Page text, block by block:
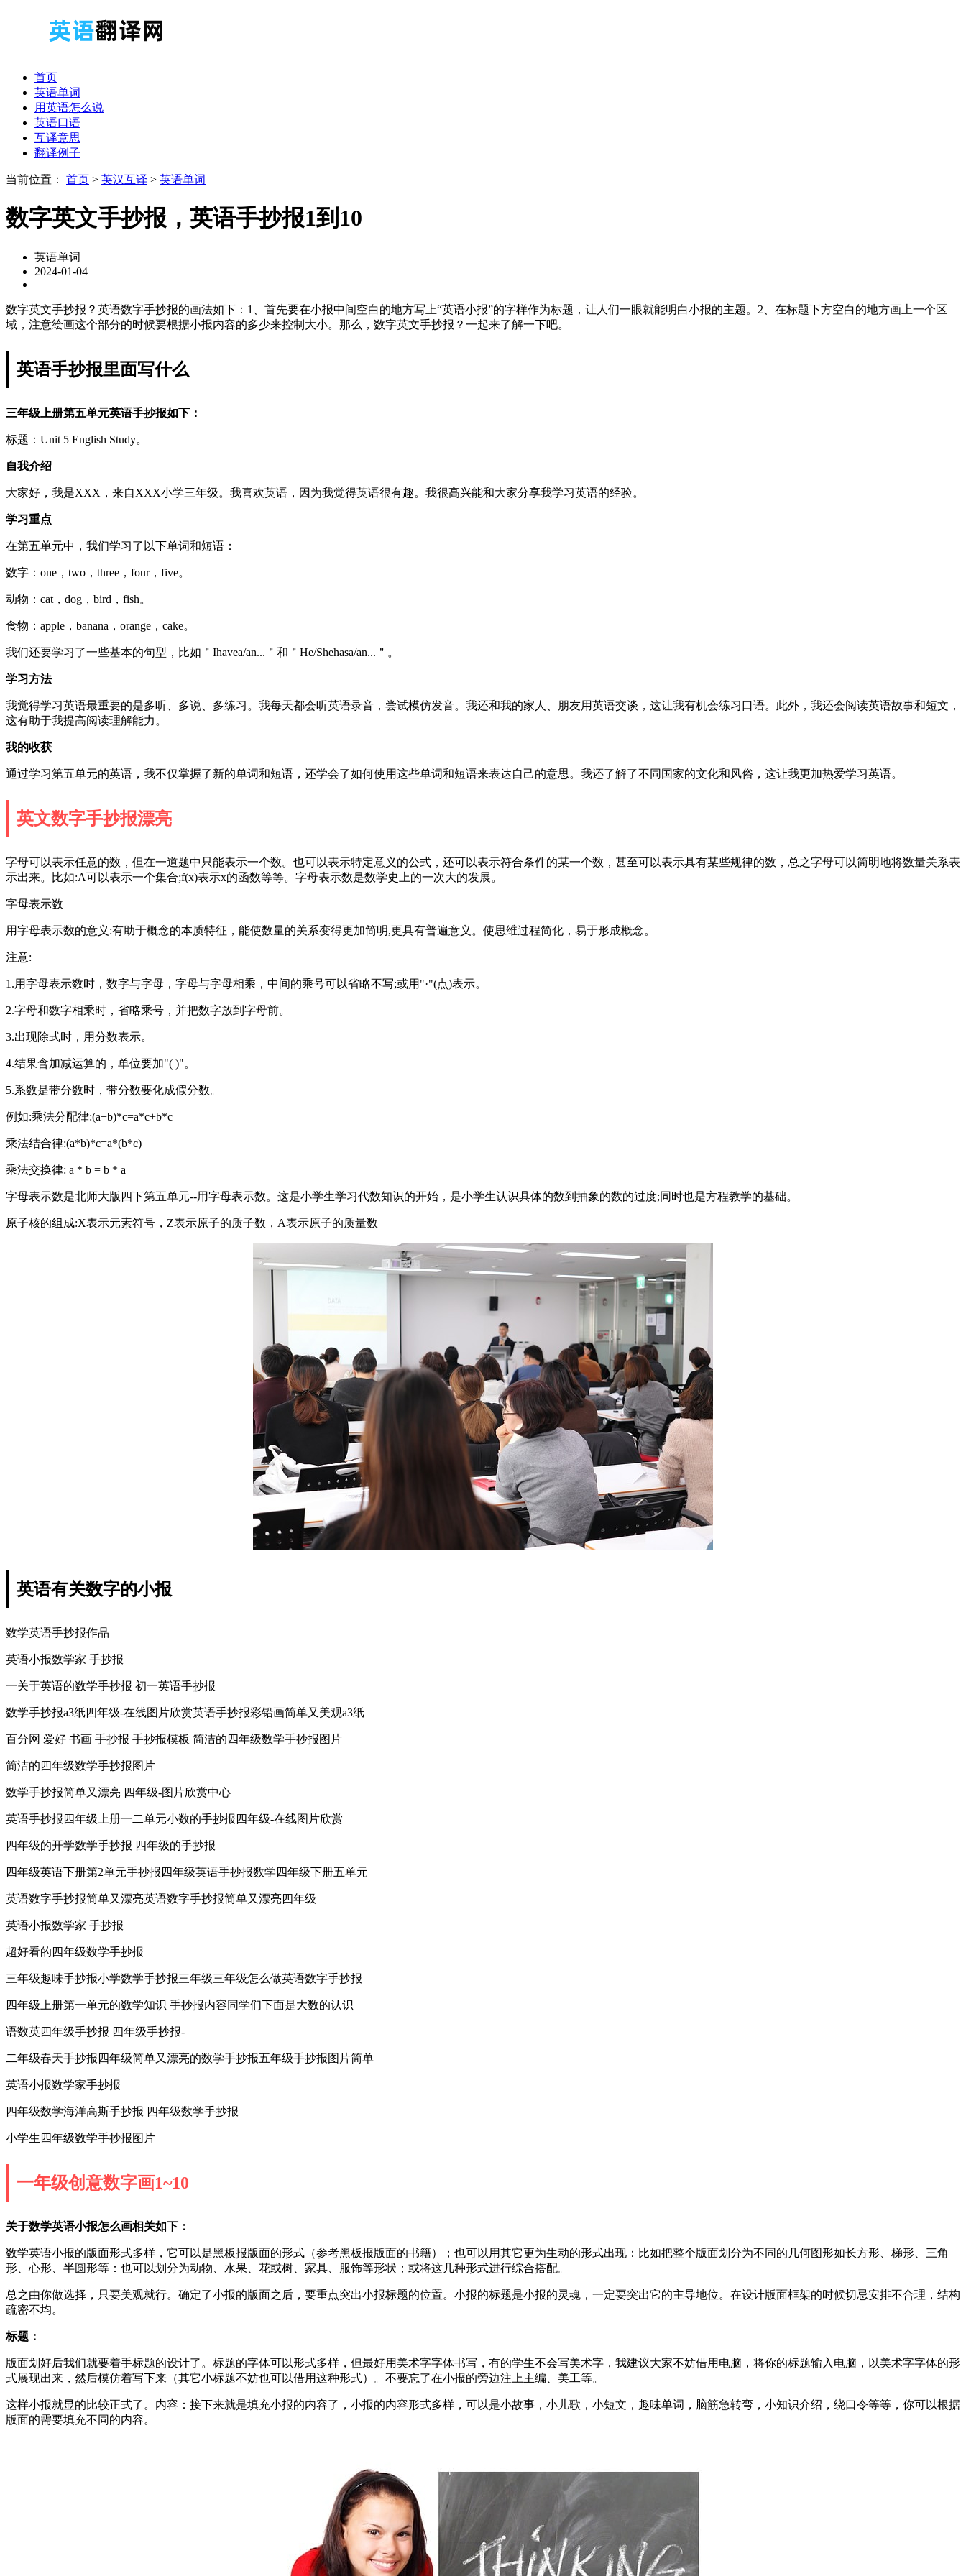
首页
英语单词
用英语怎么说
英语口语
互译意思
翻译例子
当前位置： 首页 > 英汉互译 > 英语单词
数字英文手抄报，英语手抄报1到10
英语单词
2024-01-04
数字英文手抄报？英语数字手抄报的画法如下：1、首先要在小报中间空白的地方写上“英语小报”的字样作为标题，让人们一眼就能明白小报的主题。2、在标题下方空白的地方画上一个区
域，注意绘画这个部分的时候要根据小报内容的多少来控制大小。那么，数字英文手抄报？一起来了解一下吧。
英语手抄报里面写什么
三年级上册第五单元英语手抄报如下：
标题：Unit 5 English Study。
自我介绍
大家好，我是XXX，来自XXX小学三年级。我喜欢英语，因为我觉得英语很有趣。我很高兴能和大家分享我学习英语的经验。
学习重点
在第五单元中，我们学习了以下单词和短语：
数字：one，two，three，four，five。
动物：cat，dog，bird，fish。
食物：apple，banana，orange，cake。
我们还要学习了一些基本的句型，比如＂Ihavea/an...＂和＂He/Shehasa/an...＂。
学习方法
我觉得学习英语最重要的是多听、多说、多练习。我每天都会听英语录音，尝试模仿发音。我还和我的家人、朋友用英语交谈，这让我有机会练习口语。此外，我还会阅读英语故事和短文，
这有助于我提高阅读理解能力。
我的收获
通过学习第五单元的英语，我不仅掌握了新的单词和短语，还学会了如何使用这些单词和短语来表达自己的意思。我还了解了不同国家的文化和风俗，这让我更加热爱学习英语。
英文数字手抄报漂亮
字母可以表示任意的数，但在一道题中只能表示一个数。也可以表示特定意义的公式，还可以表示符合条件的某一个数，甚至可以表示具有某些规律的数，总之字母可以简明地将数量关系表
示出来。比如:A可以表示一个集合;f(x)表示x的函数等等。字母表示数是数学史上的一次大的发展。
字母表示数
用字母表示数的意义:有助于概念的本质特征，能使数量的关系变得更加简明,更具有普遍意义。使思维过程简化，易于形成概念。
注意:
1.用字母表示数时，数字与字母，字母与字母相乘，中间的乘号可以省略不写;或用"·"(点)表示。
2.字母和数字相乘时，省略乘号，并把数字放到字母前。
3.出现除式时，用分数表示。
4.结果含加减运算的，单位要加"( )"。
5.系数是带分数时，带分数要化成假分数。
例如:乘法分配律:(a+b)*c=a*c+b*c
乘法结合律:(a*b)*c=a*(b*c)
乘法交换律: a * b = b * a
字母表示数是北师大版四下第五单元--用字母表示数。这是小学生学习代数知识的开始，是小学生认识具体的数到抽象的数的过度;同时也是方程教学的基础。
原子核的组成:X表示元素符号，Z表示原子的质子数，A表示原子的质量数
英语有关数字的小报
数学英语手抄报作品
英语小报数学家 手抄报
一关于英语的数学手抄报 初一英语手抄报
数学手抄报a3纸四年级-在线图片欣赏英语手抄报彩铅画简单又美观a3纸
百分网 爱好 书画 手抄报 手抄报模板 简洁的四年级数学手抄报图片
简洁的四年级数学手抄报图片
数学手抄报简单又漂亮 四年级-图片欣赏中心
英语手抄报四年级上册一二单元小数的手抄报四年级-在线图片欣赏
四年级的开学数学手抄报 四年级的手抄报
四年级英语下册第2单元手抄报四年级英语手抄报数学四年级下册五单元
英语数字手抄报简单又漂亮英语数字手抄报简单又漂亮四年级
英语小报数学家 手抄报
超好看的四年级数学手抄报
三年级趣味手抄报小学数学手抄报三年级三年级怎么做英语数字手抄报
四年级上册第一单元的数学知识 手抄报内容同学们下面是大数的认识
语数英四年级手抄报 四年级手抄报-
二年级春天手抄报四年级简单又漂亮的数学手抄报五年级手抄报图片简单
英语小报数学家手抄报
四年级数学海洋高斯手抄报 四年级数学手抄报
小学生四年级数学手抄报图片
一年级创意数字画1~10
关于数学英语小报怎么画相关如下：
数学英语小报的版面形式多样，它可以是黑板报版面的形式（参考黑板报版面的书籍）；也可以用其它更为生动的形式出现：比如把整个版面划分为不同的几何图形如长方形、梯形、三角
形、心形、半圆形等：也可以划分为动物、水果、花或树、家具、服饰等形状；或将这几种形式进行综合搭配。
总之由你做选择，只要美观就行。确定了小报的版面之后，要重点突出小报标题的位置。小报的标题是小报的灵魂，一定要突出它的主导地位。在设计版面框架的时候切忌安排不合理，结构
疏密不均。
标题：
版面划好后我们就要着手标题的设计了。标题的字体可以形式多样，但最好用美术字字体书写，有的学生不会写美术字，我建议大家不妨借用电脑，将你的标题输入电脑，以美术字字体的形
式展现出来，然后模仿着写下来（其它小标题不妨也可以借用这种形式）。不要忘了在小报的旁边注上主编、美工等。
这样小报就显的比较正式了。内容：接下来就是填充小报的内容了，小报的内容形式多样，可以是小故事，小儿歌，小短文，趣味单词，脑筋急转弯，小知识介绍，绕口令等等，你可以根据
版面的需要填充不同的内容。